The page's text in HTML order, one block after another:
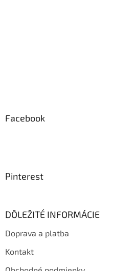
Facebook
Pinterest
DÔLEŽITÉ INFORMÁCIE
Doprava a platba
Kontakt